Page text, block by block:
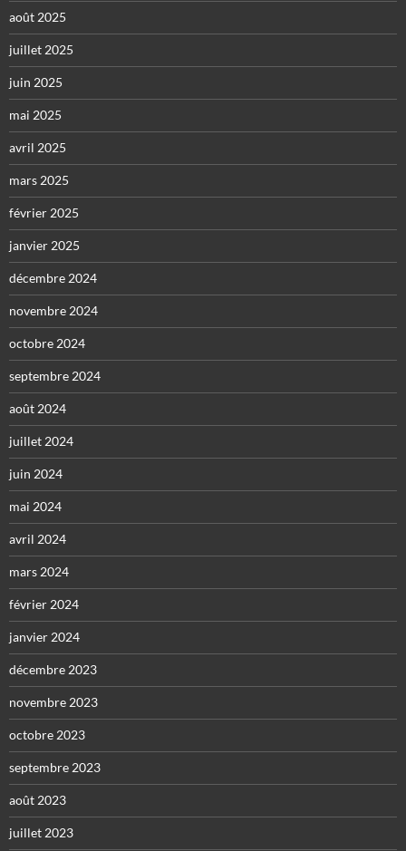
août 2025
juillet 2025
juin 2025
mai 2025
avril 2025
mars 2025
février 2025
janvier 2025
décembre 2024
novembre 2024
octobre 2024
septembre 2024
août 2024
juillet 2024
juin 2024
mai 2024
avril 2024
mars 2024
février 2024
janvier 2024
décembre 2023
novembre 2023
octobre 2023
septembre 2023
août 2023
juillet 2023